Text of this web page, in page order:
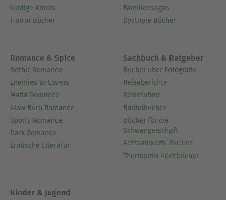
Lustige Krimis
Horror Bücher
Familiensagas
Dystopie Bücher
Romance & Spice
Gothic Romance
Enemies to Lovers
Mafia Romance
Slow Burn Romance
Sports Romance
Dark Romance
Erotische Literatur
Sachbuch & Ratgeber
Bücher über Fotografie
Reiseberichte
Reiseführer
Bastelbücher
Bücher für die
Schwangerschaft
Achtsamkeits-Bücher
Thermomix Kochbücher
Kinder & Jugend